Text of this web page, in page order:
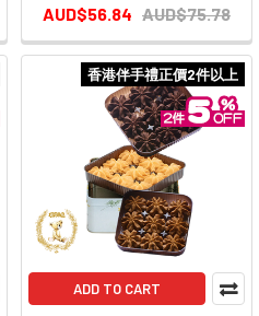
AUD$56.84 AUD$75.78
香港伴手禮正價2件以上
ADD TO CART